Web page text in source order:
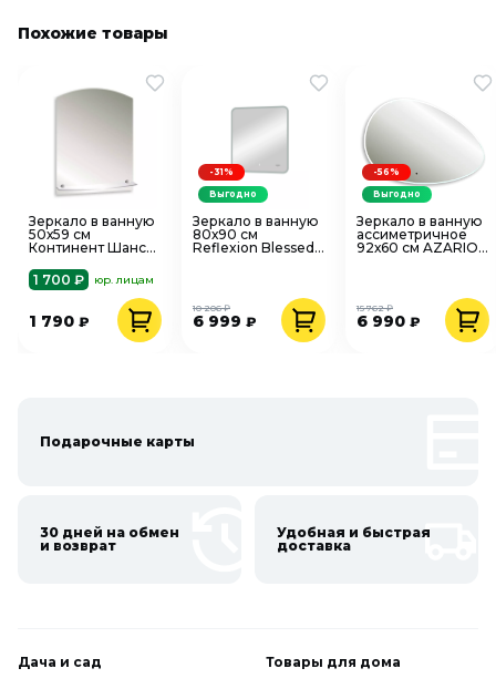
Похожие товары
Зеркало в ванную
50х59 см
Континент Шанс
стеклянной
полкой, округлый
1 700 ₽ юр. лицам
1 790 ₽
Зеркало в ванную
80х90 см
Reflexion Blessed
6 999 ₽
10 206 ₽
-31%
Выгодно
Зеркало в ванную
ассиметричное
92х60 см AZARIO
датчик движения
6 990 ₽
15 762 ₽
-56%
Выгодно
Подарочные карты
30 дней на обмен
и возврат
Удобная и быстрая
доставка
Дача и сад
Товары для дома